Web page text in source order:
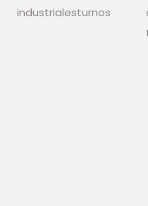
industrialesturnos